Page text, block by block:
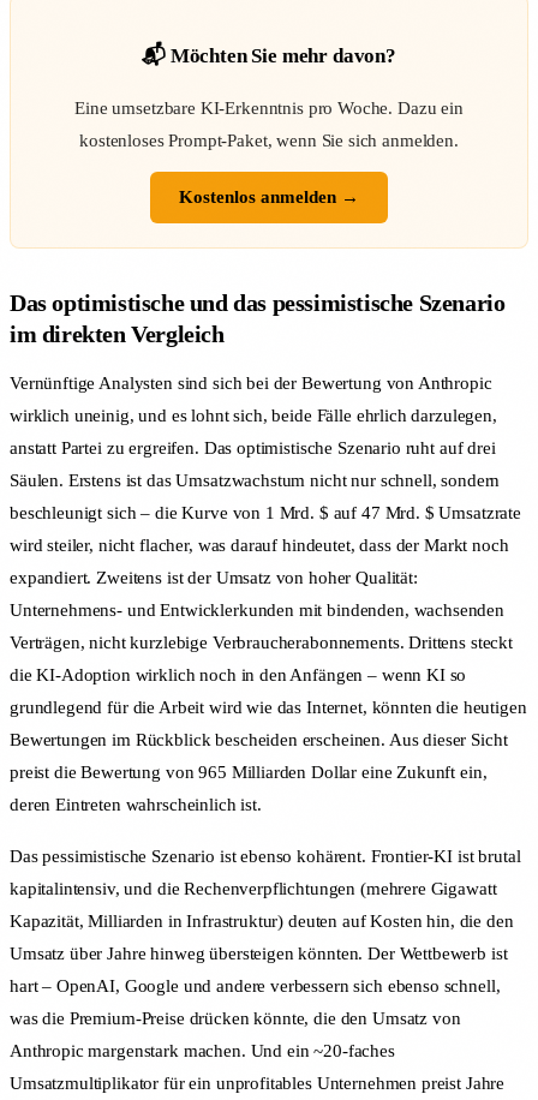
📬 Möchten Sie mehr davon?
Eine umsetzbare KI-Erkenntnis pro Woche. Dazu ein
kostenloses Prompt-Paket, wenn Sie sich anmelden.
Kostenlos anmelden →
Das optimistische und das pessimistische Szenario
im direkten Vergleich
Vernünftige Analysten sind sich bei der Bewertung von Anthropic
wirklich uneinig, und es lohnt sich, beide Fälle ehrlich darzulegen,
anstatt Partei zu ergreifen. Das optimistische Szenario ruht auf drei
Säulen. Erstens ist das Umsatzwachstum nicht nur schnell, sondern
beschleunigt sich – die Kurve von 1 Mrd. $ auf 47 Mrd. $ Umsatzrate
wird steiler, nicht flacher, was darauf hindeutet, dass der Markt noch
expandiert. Zweitens ist der Umsatz von hoher Qualität:
Unternehmens- und Entwicklerkunden mit bindenden, wachsenden
Verträgen, nicht kurzlebige Verbraucherabonnements. Drittens steckt
die KI-Adoption wirklich noch in den Anfängen – wenn KI so
grundlegend für die Arbeit wird wie das Internet, könnten die heutigen
Bewertungen im Rückblick bescheiden erscheinen. Aus dieser Sicht
preist die Bewertung von 965 Milliarden Dollar eine Zukunft ein,
deren Eintreten wahrscheinlich ist.
Das pessimistische Szenario ist ebenso kohärent. Frontier-KI ist brutal
kapitalintensiv, und die Rechenverpflichtungen (mehrere Gigawatt
Kapazität, Milliarden in Infrastruktur) deuten auf Kosten hin, die den
Umsatz über Jahre hinweg übersteigen könnten. Der Wettbewerb ist
hart – OpenAI, Google und andere verbessern sich ebenso schnell,
was die Premium-Preise drücken könnte, die den Umsatz von
Anthropic margenstark machen. Und ein ~20-faches
Umsatzmultiplikator für ein unprofitables Unternehmen preist Jahre